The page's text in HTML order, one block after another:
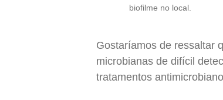
biofilme no local.
Gostaríamos de ressaltar
microbianas de difícil
tratamentos